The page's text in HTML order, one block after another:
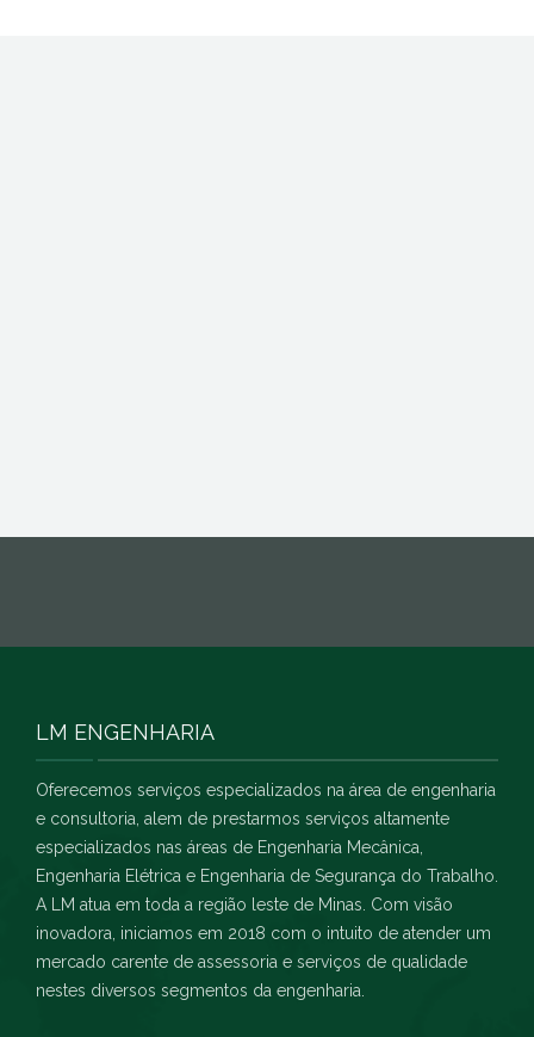
LM ENGENHARIA
Oferecemos serviços especializados na área de engenharia
e consultoria, alem de prestarmos serviços altamente
especializados nas áreas de Engenharia Mecânica,
Engenharia Elétrica e Engenharia de Segurança do Trabalho.
A LM atua em toda a região leste de Minas. Com visão
inovadora, iniciamos em 2018 com o intuito de atender um
mercado carente de assessoria e serviços de qualidade
nestes diversos segmentos da engenharia.